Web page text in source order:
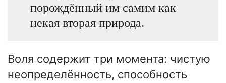
порождённый им самим как
некая вторая природа.
Воля содержит три момента: чистую
неопределённость, способность